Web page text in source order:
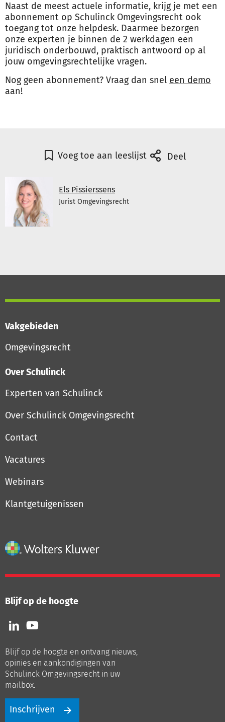
Naast de meest actuele informatie, krijg je met een
abonnement op Schulinck Omgevingsrecht ook
toegang tot onze helpdesk. Daarmee bezorgen
onze experten je binnen de 2 werkdagen een
juridisch onderbouwd, praktisch antwoord op al
jouw omgevingsrechtelijke vragen.
Nog geen abonnement? Vraag dan snel een demo
aan!
Voeg toe aan leeslijst Deel
Els Pissierssens
Jurist Omgevingsrecht
Vakgebieden
Omgevingsrecht
Over Schulinck
Experten van Schulinck
Over Schulinck Omgevingsrecht
Contact
Vacatures
Webinars
Klantgetuigenissen
Blijf op de hoogte
Volg
ons
LinkedIn
Volg
ons
Youtube
Blijf op de hoogte en ontvang nieuws,
opinies en aankondigingen van
Schulinck Omgevingsrecht in uw
mailbox.
Inschrijven